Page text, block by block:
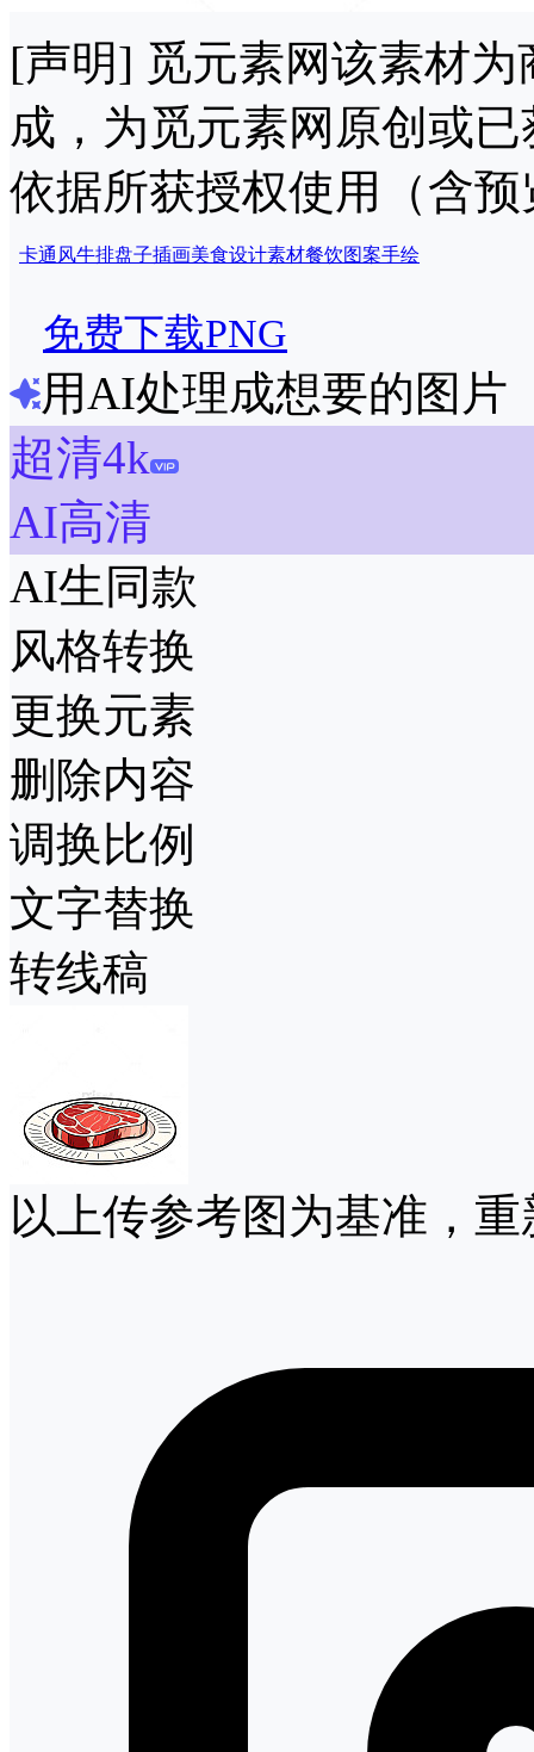
[声明] 觅元素网该素材
成，为觅元素网原创或
依据所获授权使用（含
卡通风牛排盘子插画美食设计素材餐饮图案手绘
免费下载PNG
用AI处理成想要的图片
超清4k
AI高清
AI生同款
风格转换
更换元素
删除内容
调换比例
文字替换
转线稿
以上传参考图为基准，